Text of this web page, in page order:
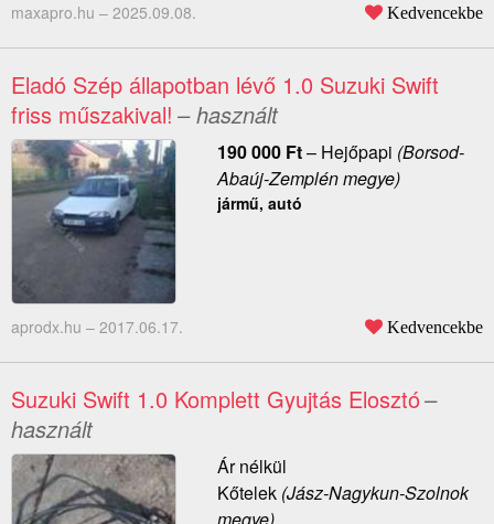
maxapro.hu – 2025.09.08. Kedvencekbe
Eladó Szép állapotban lévő 1.0 Suzuki Swift
friss műszakival! – használt
190 000 Ft– Hejőpapi (Borsod-
Abaúj-Zemplén megye)
jármű, autó
aprodx.hu – 2017.06.17. Kedvencekbe
Suzuki Swift 1.0 Komplett Gyujtás Elosztó–
használt
Ár nélkül
Kőtelek(Jász-Nagykun-Szolnok